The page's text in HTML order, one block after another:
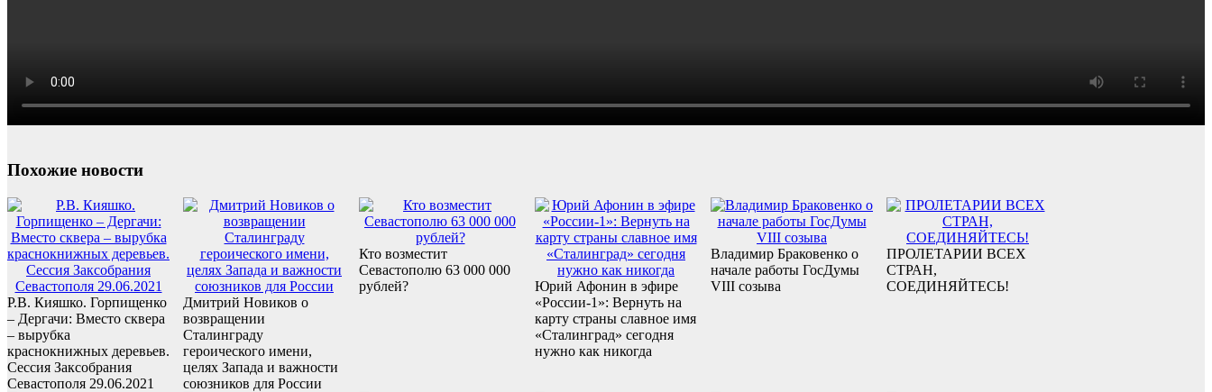
Похожие новости
Р.В. Кияшко. Горпищенко
– Дергачи: Вместо сквера
– вырубка
краснокнижных деревьев.
Сессия Заксобрания
Севастополя 29.06.2021
Дмитрий Новиков о
возвращении
Сталинграду
героического имени,
целях Запада и важности
союзников для России
Кто возместит
Севастополю 63 000 000
рублей?
Юрий Афонин в эфире
«России-1»: Вернуть на
карту страны славное имя
«Сталинград» сегодня
нужно как никогда
Владимир Браковенко о
начале работы ГосДумы
VIII созыва
ПРОЛЕТАРИИ ВСЕХ
СТРАН,
СОЕДИНЯЙТЕСЬ!